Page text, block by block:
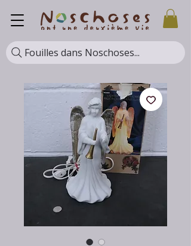
Fouilles dans Noschoses...